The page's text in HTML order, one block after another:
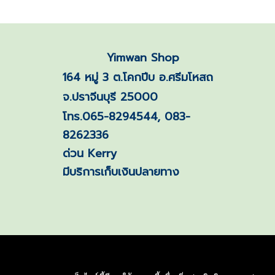
Yimwan Shop
164 หมู่ 3 ต.โคกปีบ อ.ศรีมโหสถ
จ.ปราจีนบุรี 25000
โทร.065-8294544, 083-
8262336
ด่วน Kerry
มีบริการเก็บเงินปลายทาง